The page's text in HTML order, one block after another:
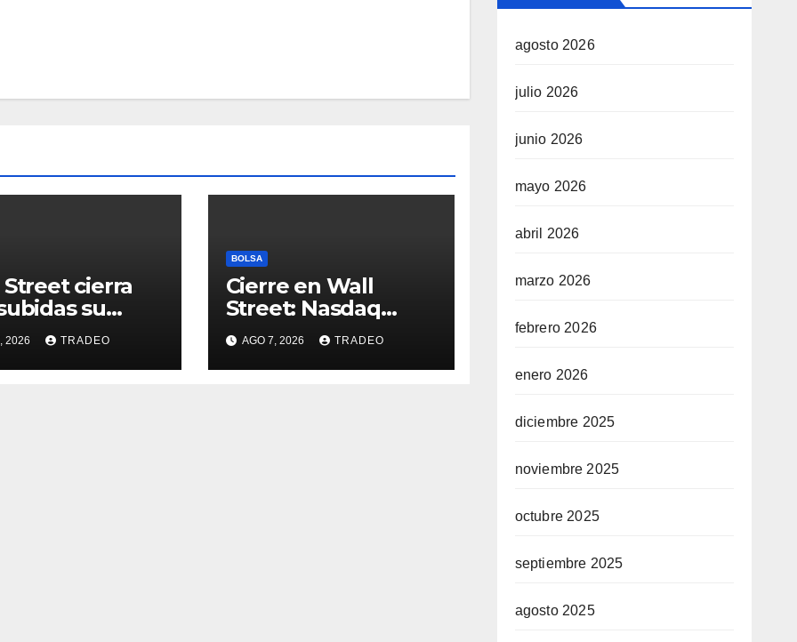
cierra
su
más alcista
abril
2026 TRADEO
BOLSA
Cierre en Wall
Street: Nasdaq
(+0,28%), S&P 500
(+0,62%) y Nasdaq
(+1,30%)
AGO 7, 2026 TRADEO
agosto 2026
julio 2026
junio 2026
mayo 2026
abril 2026
marzo 2026
febrero 2026
enero 2026
diciembre 2025
noviembre 2025
octubre 2025
septiembre 2025
agosto 2025